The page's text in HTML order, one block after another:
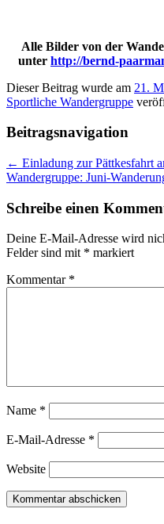
Alle Bilder von der
unter http://bernd-
Dieser Beitrag wurde am 21.
Sportliche Wandergruppe
Beitragsnavigation
← Einladung zur Pättkesfahrt
Wandergruppe: Juni-
Schreibe einen
Deine E-Mail-Adresse wird
Felder sind mit * markiert
Kommentar *
Name *
E-Mail-Adresse *
Website